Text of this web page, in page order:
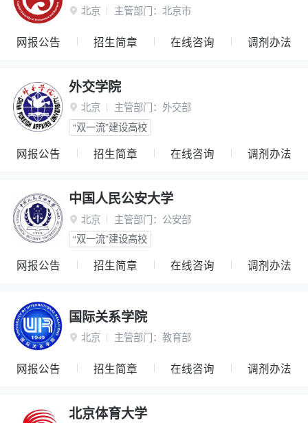
 北京 主管部门： 北京市
网报公告 招生简章 在线咨询 调剂办法
外交学院
 北京 主管部门： 外交部
“双一流”建设高校
网报公告 招生简章 在线咨询 调剂办法
中国人民公安大学
 北京 主管部门： 公安部
“双一流”建设高校
网报公告 招生简章 在线咨询 调剂办法
国际关系学院
 北京 主管部门： 教育部
网报公告 招生简章 在线咨询 调剂办法
北京体育大学